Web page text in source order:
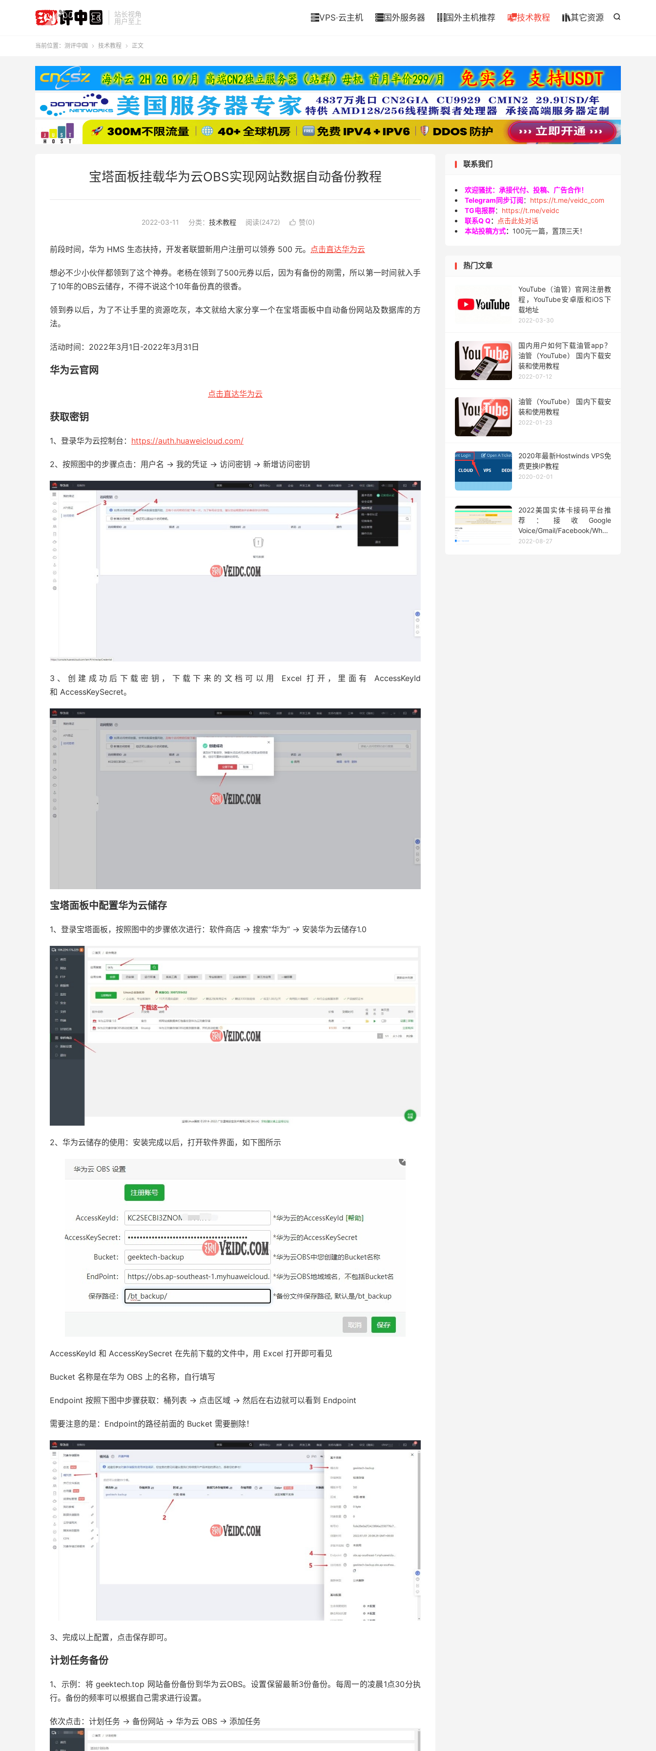
站长视角
用户至上

VPS·云主机 国外服务器  国外主机推荐 技术教程 其它资源
当前位置： 测评中国  技术教程  正文
宝塔面板挂载华为云OBS实现网站数据自动备份教程
2022-03-11 分类： 技术教程 阅读(2472)  赞(0)
前段时间，华为 HMS 生态扶持，开发者联盟新用户注册可以领券 500 元。 点击直达华为云
想必不少小伙伴都领到了这个神券。老杨在领到了500元券以后，因为有备份的刚需，所以第一时间就入手
了10年的OBS云储存，不得不说这个10年备份真的很香。
领到券以后，为了不让手里的资源吃灰，本文就给大家分享一个在宝塔面板中自动备份网站及数据库的方
法。
活动时间：2022年3月1日-2022年3月31日
华为云官网
点击直达华为云
获取密钥
1、登录华为云控制台： https://auth.huaweicloud.com/
2、按照图中的步骤点击：用户名 -> 我的凭证 -> 访问密钥 -> 新增访问密钥
3、创建成功后下载密钥，下载下来的文档可以用 Excel 打开，里面有 AccessKeyId
和 AccessKeySecret。
宝塔面板中配置华为云储存
1、登录宝塔面板，按照图中的步骤依次进行：软件商店 -> 搜索“华为” -> 安装华为云储存1.0
2、华为云储存的使用：安装完成以后，打开软件界面，如下图所示
AccessKeyId 和 AccessKeySecret 在先前下载的文件中，用 Excel 打开即可看见
Bucket 名称是在华为 OBS 上的名称，自行填写
Endpoint 按照下图中步骤获取：桶列表 -> 点击区域 -> 然后在右边就可以看到 Endpoint
需要注意的是：Endpoint的路径前面的 Bucket 需要删除！
3、完成以上配置，点击保存即可。
计划任务备份
1、示例：将 geektech.top 网站备份备份到华为云OBS。设置保留最新3份备份。每周一的凌晨1点30分执
行。备份的频率可以根据自己需求进行设置。
依次点击：计划任务 -> 备份网站 -> 华为云 OBS -> 添加任务
联系我们
欢迎骚扰：承接代付、投稿、广告合作！
Telegram同步订阅： https://t.me/veidc_com
TG电报群： https://t.me/veidc
联系Q Q：
点击此处对话
本站投稿方式： 100元一篇，置顶三天！
热门文章
YouTube（油管）官网注册教
程，YouTube安卓版和iOS下
载地址
2022-03-30
国内用户如何下载油管app？
油管（YouTube） 国内下载安
装和使用教程
2022-07-12
油管（YouTube） 国内下载安
装和使用教程
2022-01-23
2020年最新Hostwinds VPS免
费更换IP教程
2020-02-01
2022美国实体卡接码平台推
荐：接收Google
Voice/Gmail/Facebook/Whatsapp
等短信验证码
2022-08-27